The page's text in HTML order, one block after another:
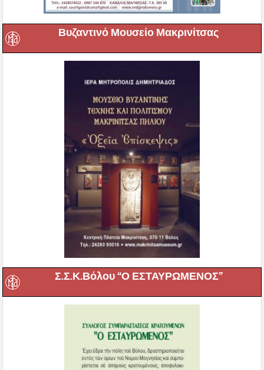
Βυζαντινό Μουσείο Μακρινίτσας
Σ.Σ.Κ.Βόλου “Ο ΕΣΤΑΥΡΩΜΕΝΟΣ”